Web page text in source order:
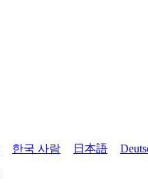
한국 사람 日本語